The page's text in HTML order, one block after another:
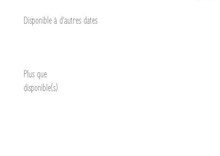
Disponible à d’autres dates
Plus que
disponible(s)